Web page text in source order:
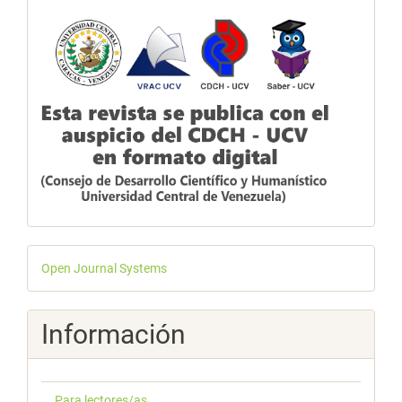
Desarrollado
por
Open Journal Systems
Información